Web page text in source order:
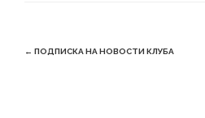
Post
← ПОДПИСКА НА НОВОСТИ КЛУБА